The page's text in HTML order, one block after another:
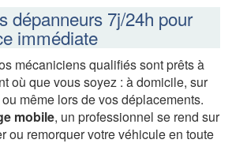
dépanneurs 7j/24h pour
immédiate
mécaniciens qualifiés sont prêts à
où que vous soyez : à domicile, sur
même lors de vos déplacements.
mobile, un professionnel se rend sur
ou remorquer votre véhicule en toute